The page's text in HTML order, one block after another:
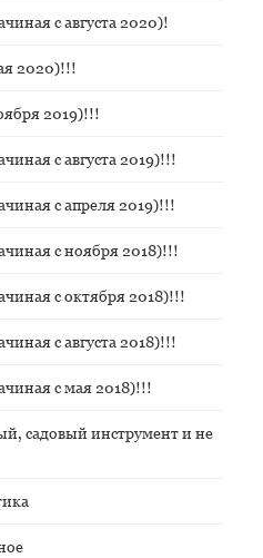
с августа 2020)!
2020)!!!
2019)!!!
с августа 2019)!!!
с апреля 2019)!!!
с ноября 2018)!!!
с октября 2018)!!!
с августа 2018)!!!
с мая 2018)!!!
садовый инструмент и не